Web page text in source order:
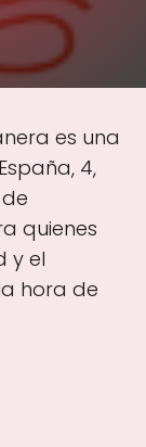
es una
4,
quienes
y el
hora de